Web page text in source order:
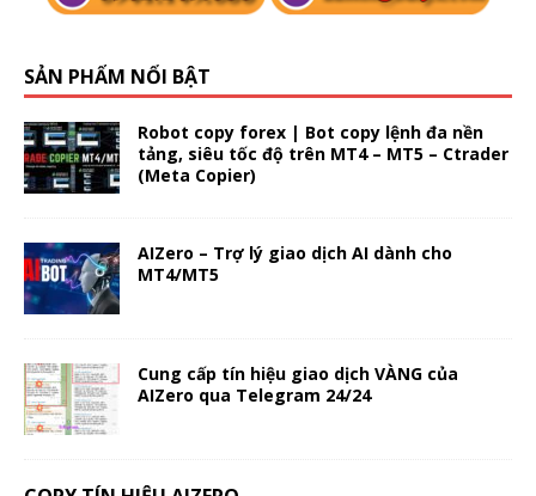
SẢN PHẨM NỔI BẬT
Robot copy forex | Bot copy lệnh đa nền
tảng, siêu tốc độ trên MT4 – MT5 – Ctrader
(Meta Copier)
AIZero – Trợ lý giao dịch AI dành cho
MT4/MT5
Cung cấp tín hiệu giao dịch VÀNG của
AIZero qua Telegram 24/24